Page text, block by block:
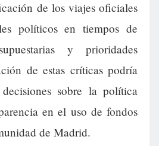
de los viajes oficiales
políticos en tiempos de
y prioridades
de estas críticas podría
sobre la política
en el uso de fondos
de Madrid.